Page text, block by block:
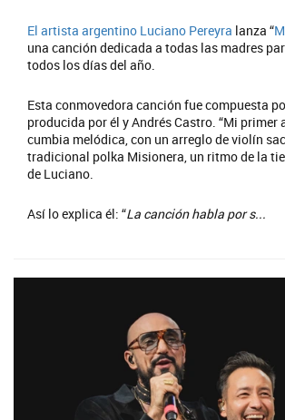
El artista argentino Luciano Pereyra lanza “
una canción dedicada a todas las madres
todos los días del año.
Esta conmovedora canción fue compuesta
producida por él y Andrés Castro. “Mi primer
cumbia melódica, con un arreglo de violín
tradicional polka Misionera, un ritmo de la
de Luciano.
Así lo explica él: “La canción habla por s...